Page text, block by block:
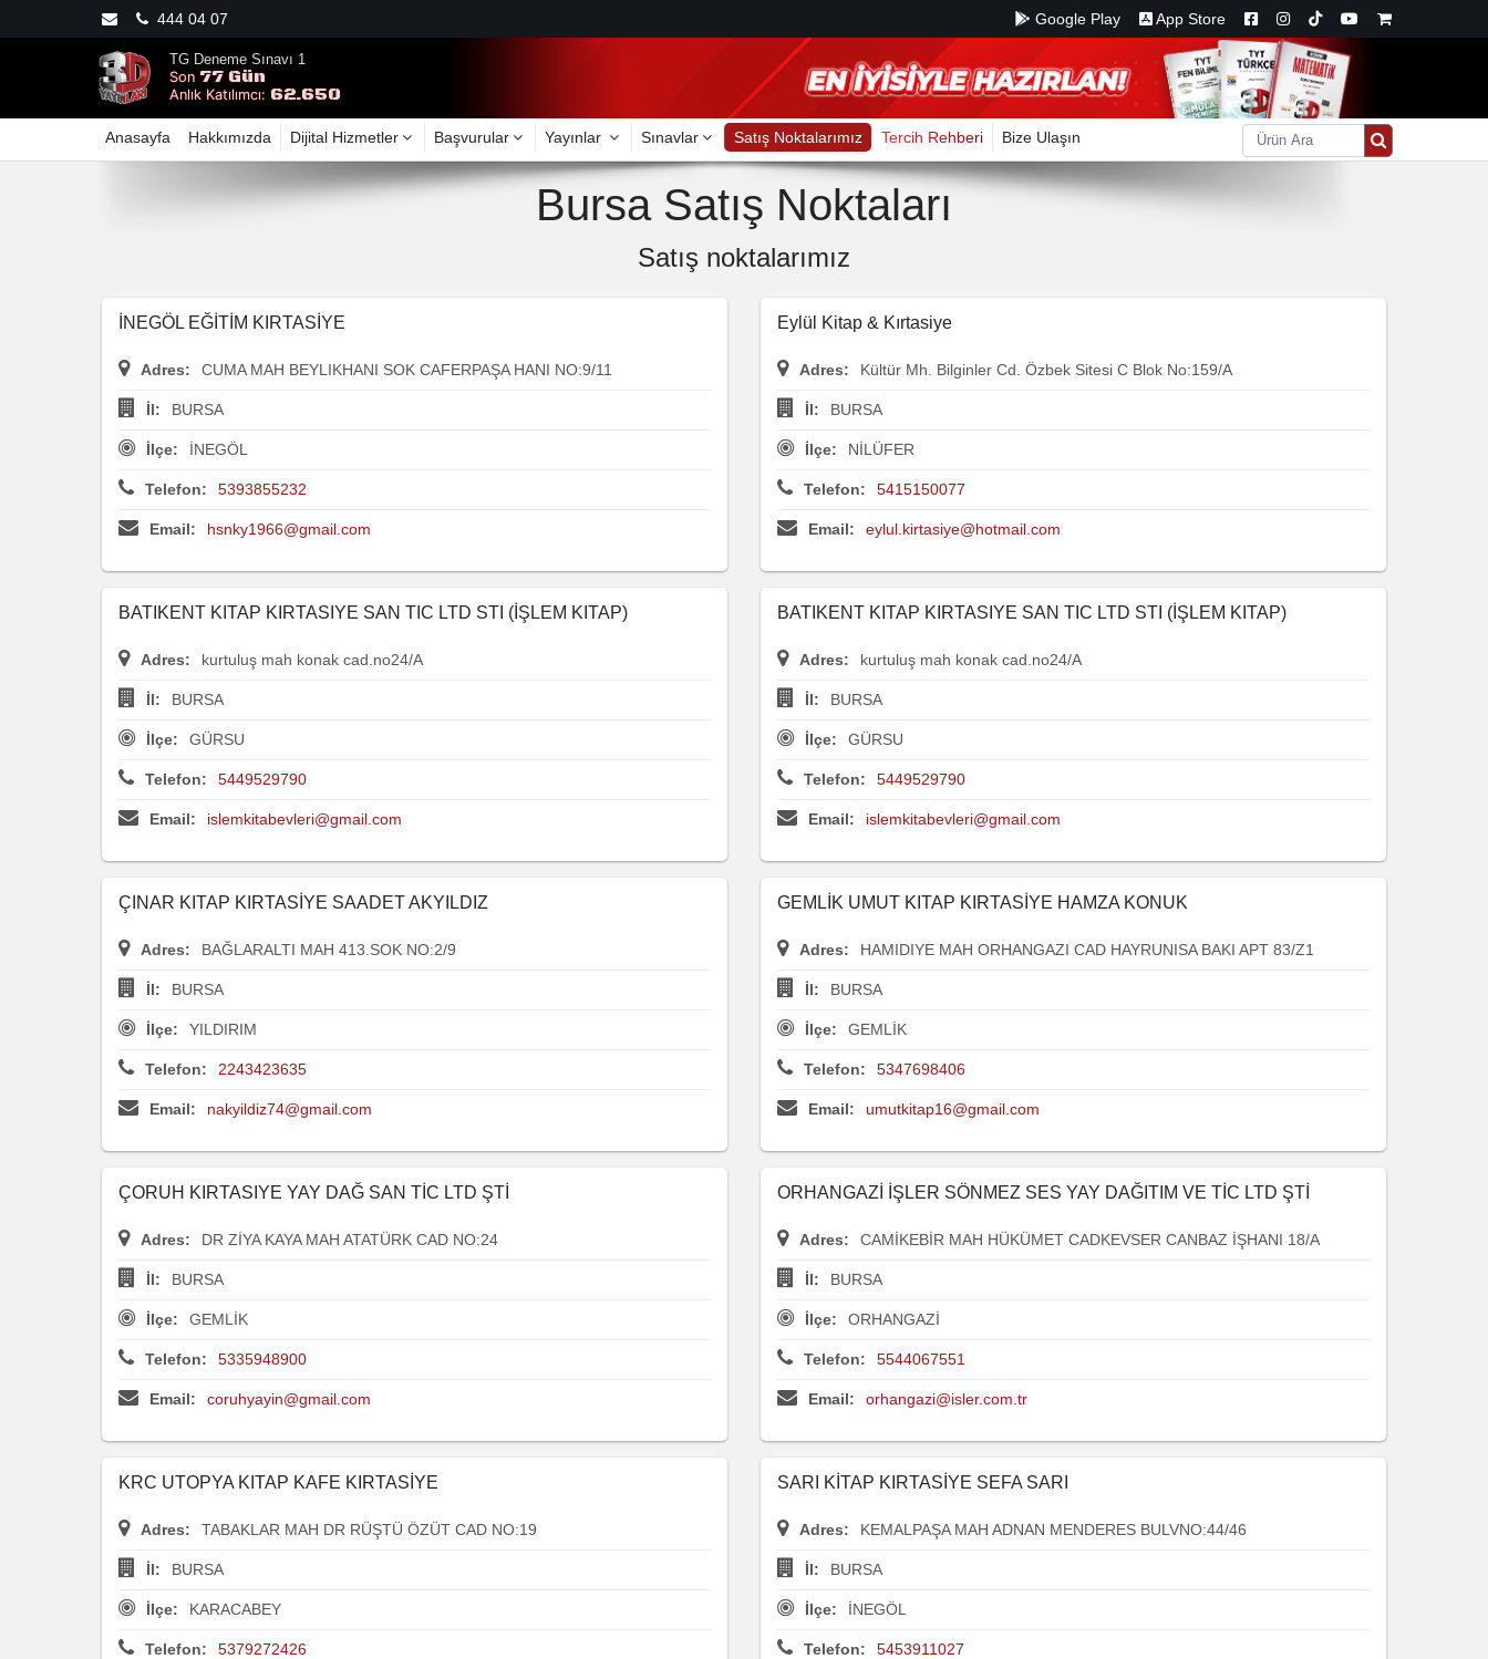
444 04 07 Google Play App Store
TG Deneme Sınavı 1
Son 77 Gün
Anlık Katılımcı: 62.650
Anasayfa Hakkımızda Dijital Hizmetler Başvurular Yayınlar Sınavlar Satış Noktalarımız Tercih Rehberi Bize Ulaşın
Bursa Satış Noktaları
Satış noktalarımız
İNEGÖL EĞİTİM KIRTASİYE
Adres: CUMA MAH BEYLIKHANI SOK CAFERPAŞA HANI NO:9/11
İl: BURSA
İlçe: İNEGÖL
Telefon: 5393855232
Email: hsnky1966@gmail.com
Eylül Kitap & Kırtasiye
Adres: Kültür Mh. Bilginler Cd. Özbek Sitesi C Blok No:159/A
İl: BURSA
İlçe: NİLÜFER
Telefon: 5415150077
Email: eylul.kirtasiye@hotmail.com
BATIKENT KITAP KIRTASIYE SAN TIC LTD STI (İŞLEM KITAP)
Adres: kurtuluş mah konak cad.no24/A
İl: BURSA
İlçe: GÜRSU
Telefon: 5449529790
Email: islemkitabevleri@gmail.com
BATIKENT KITAP KIRTASIYE SAN TIC LTD STI (İŞLEM KITAP)
Adres: kurtuluş mah konak cad.no24/A
İl: BURSA
İlçe: GÜRSU
Telefon: 5449529790
Email: islemkitabevleri@gmail.com
ÇINAR KITAP KIRTASİYE SAADET AKYILDIZ
Adres: BAĞLARALTI MAH 413.SOK NO:2/9
İl: BURSA
İlçe: YILDIRIM
Telefon: 2243423635
Email: nakyildiz74@gmail.com
GEMLİK UMUT KITAP KIRTASİYE HAMZA KONUK
Adres: HAMIDIYE MAH ORHANGAZI CAD HAYRUNISA BAKI APT 83/Z1
İl: BURSA
İlçe: GEMLİK
Telefon: 5347698406
Email: umutkitap16@gmail.com
ÇORUH KIRTASIYE YAY DAĞ SAN TİC LTD ŞTİ
Adres: DR ZİYA KAYA MAH ATATÜRK CAD NO:24
İl: BURSA
İlçe: GEMLİK
Telefon: 5335948900
Email: coruhyayin@gmail.com
ORHANGAZİ İŞLER SÖNMEZ SES YAY DAĞITIM VE TİC LTD ŞTİ
Adres: CAMİKEBİR MAH HÜKÜMET CADKEVSER CANBAZ İŞHANI 18/A
İl: BURSA
İlçe: ORHANGAZİ
Telefon: 5544067551
Email: orhangazi@isler.com.tr
KRC UTOPYA KITAP KAFE KIRTASİYE
Adres: TABAKLAR MAH DR RÜŞTÜ ÖZÜT CAD NO:19
İl: BURSA
İlçe: KARACABEY
Telefon: 5379272426
SARI KİTAP KIRTASİYE SEFA SARI
Adres: KEMALPAŞA MAH ADNAN MENDERES BULVNO:44/46
İl: BURSA
İlçe: İNEGÖL
Telefon: 5453911027